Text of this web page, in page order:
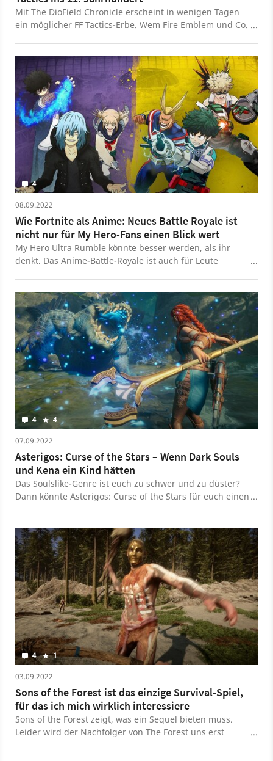
Mit The DioField Chronicle erscheint in wenigen Tagen
ein möglicher FF Tactics-Erbe. Wem Fire Emblem und Co.
4
08.09.2022
Wie Fortnite als Anime: Neues Battle Royale ist
nicht nur für My Hero-Fans einen Blick wert
My Hero Ultra Rumble könnte besser werden, als ihr
denkt. Das Anime-Battle-Royale ist auch für Leute
4 4
07.09.2022
Asterigos: Curse of the Stars – Wenn Dark Souls
und Kena ein Kind hätten
Das Soulslike-Genre ist euch zu schwer und zu düster?
Dann könnte Asterigos: Curse of the Stars für euch einen
4 1
03.09.2022
Sons of the Forest ist das einzige Survival-Spiel,
für das ich mich wirklich interessiere
Sons of the Forest zeigt, was ein Sequel bieten muss.
Leider wird der Nachfolger von The Forest uns erst